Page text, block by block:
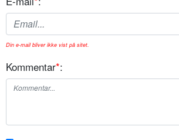
Din e-mail bliver ikke vist på sitet.
Kommentar*: